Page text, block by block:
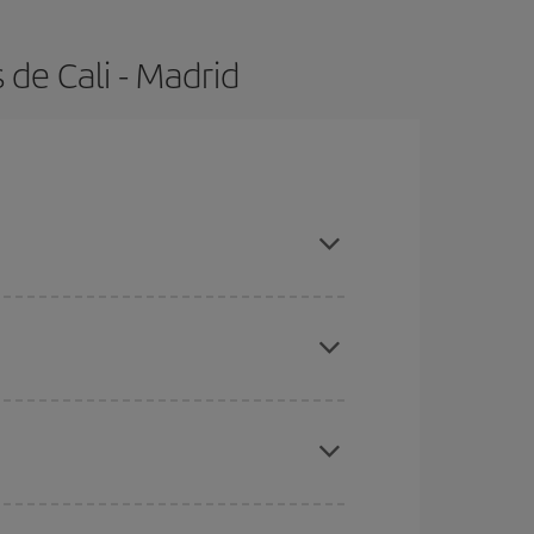
Cali - Madrid